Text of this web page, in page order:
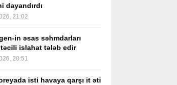
dayandırdı
21:02
in əsas səhmdarları
islahat tələb edir
20:51
isti havaya qarşı it əti